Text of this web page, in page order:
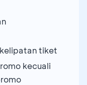
tiket
kecuali